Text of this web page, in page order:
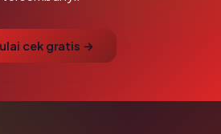
cek gratis →